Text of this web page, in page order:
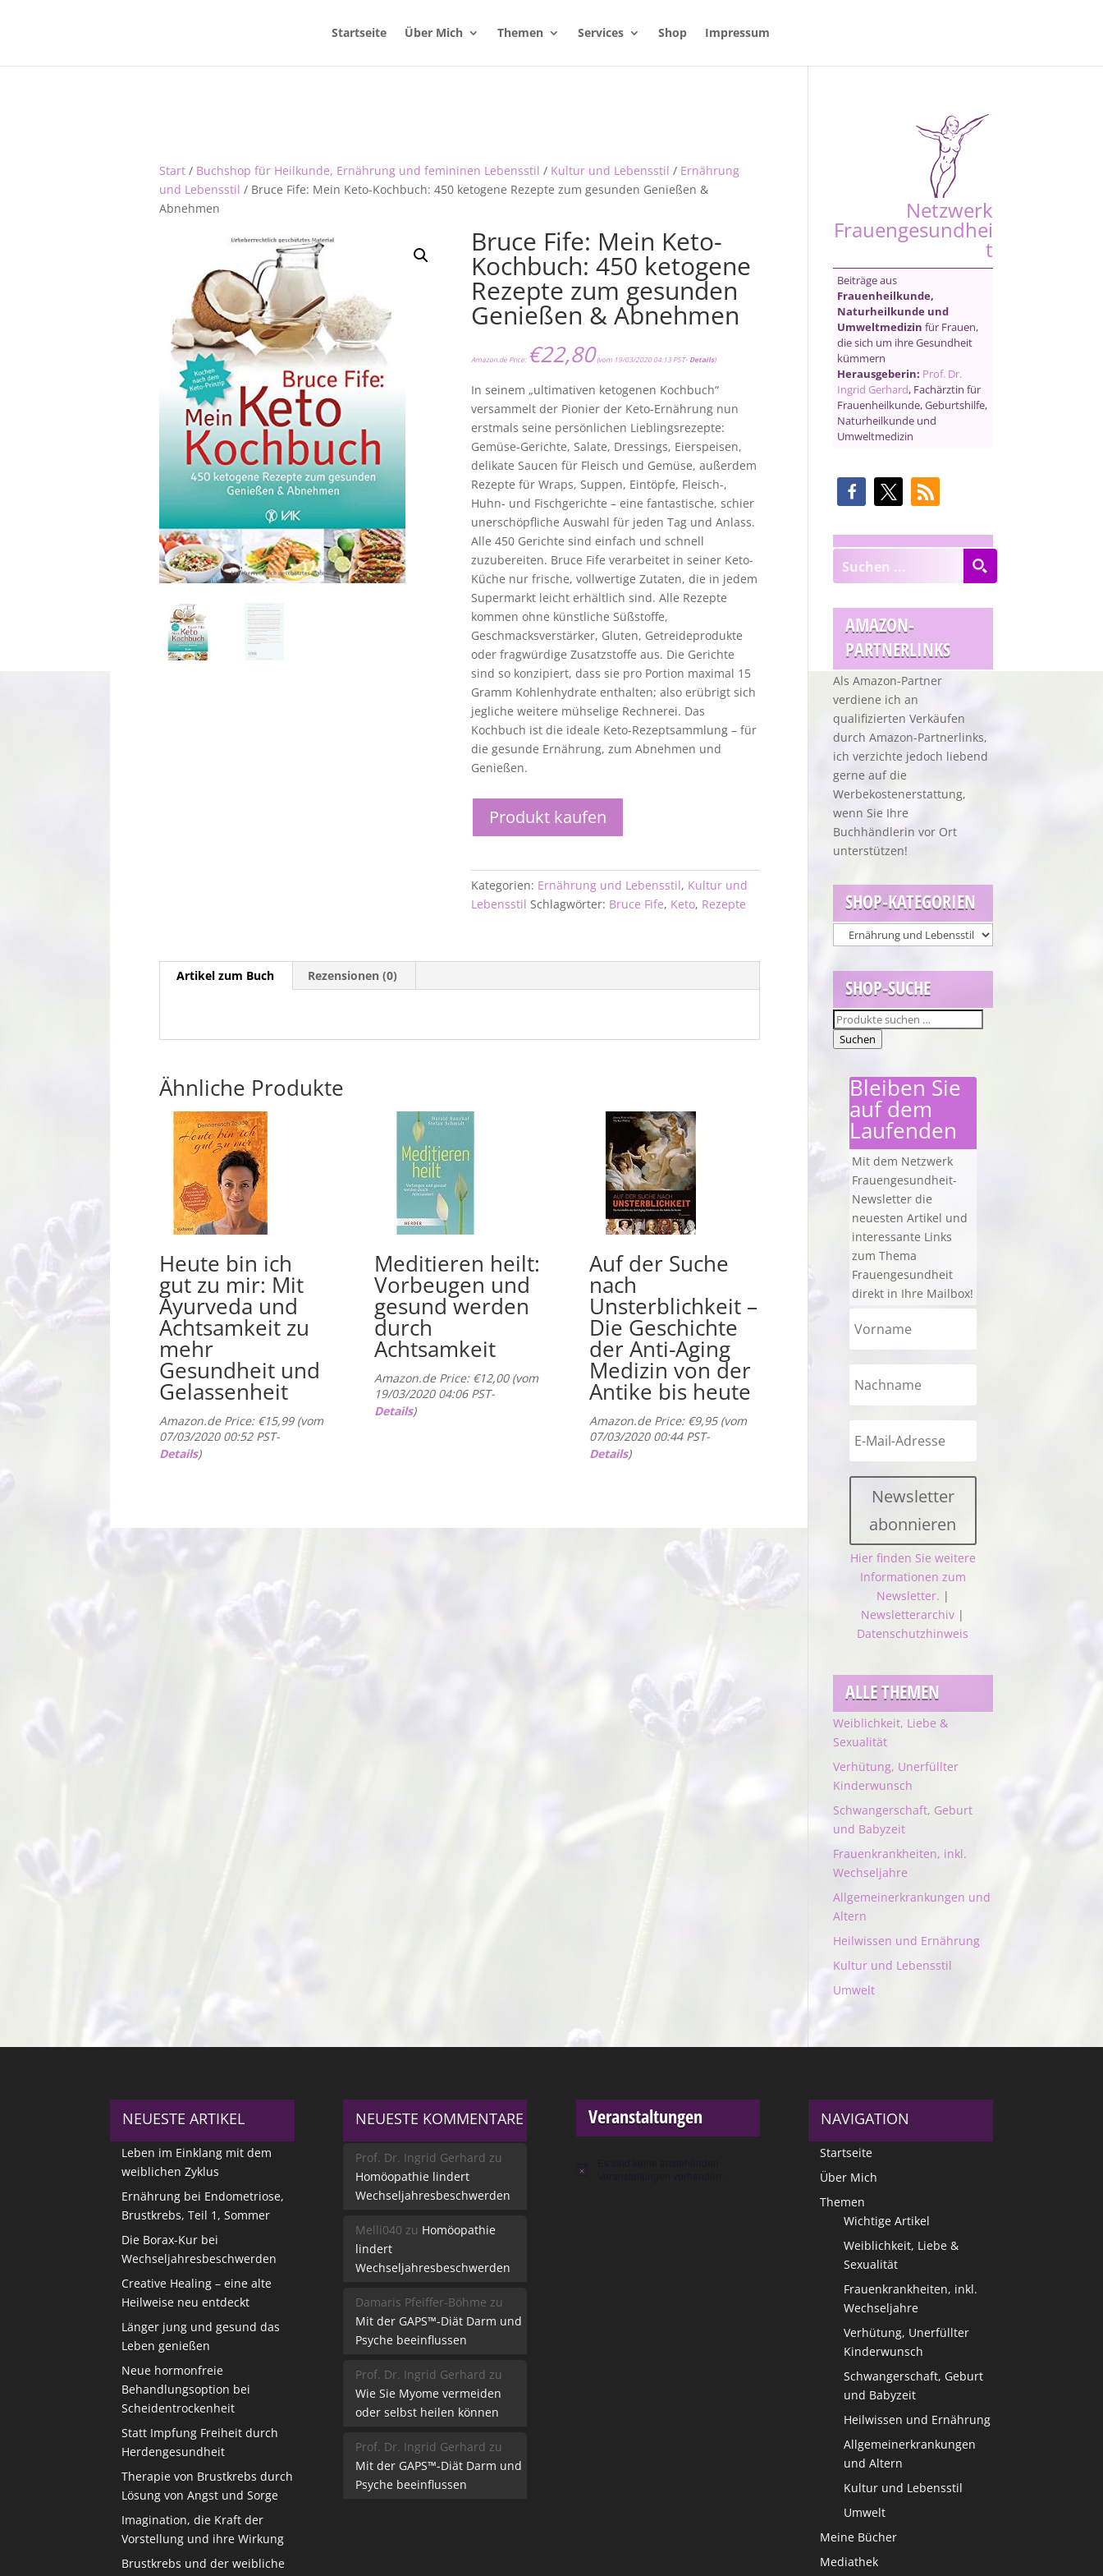
Startseite Über Mich Themen Services Shop Impressum
Start/ Buchshop für Heilkunde, Ernährung und femininen Lebensstil / Kultur und Lebensstil / Ernährung
und Lebensstil / Bruce Fife: Mein Keto-Kochbuch: 450 ketogene Rezepte zum gesunden Genießen &
Abnehmen
Bruce Fife: Mein Keto-
Kochbuch: 450 ketogene
Rezepte zum gesunden
Genießen & Abnehmen
Amazon.de Price: €22,80(vom 19/03/2020 04:13 PST- Details)
In seinem „ultimativen ketogenen Kochbuch“
versammelt der Pionier der Keto-Ernährung nun
erstmals seine persönlichen Lieblingsrezepte:
Gemüse-Gerichte, Salate, Dressings, Eierspeisen,
delikate Saucen für Fleisch und Gemüse, außerdem
Rezepte für Wraps, Suppen, Eintöpfe, Fleisch-,
Huhn- und Fischgerichte – eine fantastische, schier
unerschöpfliche Auswahl für jeden Tag und Anlass.
Alle 450 Gerichte sind einfach und schnell
zuzubereiten. Bruce Fife verarbeitet in seiner Keto-
Küche nur frische, vollwertige Zutaten, die in jedem
Supermarkt leicht erhältlich sind. Alle Rezepte
kommen ohne künstliche Süßstoffe,
Geschmacksverstärker, Gluten, Getreideprodukte
oder fragwürdige Zusatzstoffe aus. Die Gerichte
sind so konzipiert, dass sie pro Portion maximal 15
Gramm Kohlenhydrate enthalten; also erübrigt sich
jegliche weitere mühselige Rechnerei. Das
Kochbuch ist die ideale Keto-Rezeptsammlung – für
die gesunde Ernährung, zum Abnehmen und
Genießen.
Produkt kaufen
Kategorien: Ernährung und Lebensstil, Kultur und
Lebensstil Schlagwörter: Bruce Fife, Keto, Rezepte
Artikel zum Buch Rezensionen (0)
Ähnliche Produkte
Heute bin ich
gut zu mir: Mit
Ayurveda und
Achtsamkeit zu
mehr
Gesundheit und
Gelassenheit
Amazon.de Price: €15,99(vom
07/03/2020 00:52 PST-
Details)
Meditieren heilt:
Vorbeugen und
gesund werden
durch
Achtsamkeit
Amazon.de Price: €12,00(vom
19/03/2020 04:06 PST-
Details)
Auf der Suche
nach
Unsterblichkeit –
Die Geschichte
der Anti-Aging
Medizin von der
Antike bis heute
Amazon.de Price: €9,95(vom
07/03/2020 00:44 PST-
Details)
Netzwerk
Frauengesundhei
t
Beiträge aus
Frauenheilkunde,
Naturheilkunde und
Umweltmedizin für Frauen,
die sich um ihre Gesundheit
kümmern
Herausgeberin: Prof. Dr.
Ingrid Gerhard, Fachärztin für
Frauenheilkunde, Geburtshilfe,
Naturheilkunde und
Umweltmedizin
AMAZON-
PARTNERLINKS
Als Amazon-Partner
verdiene ich an
qualifizierten Verkäufen
durch Amazon-Partnerlinks,
ich verzichte jedoch liebend
gerne auf die
Werbekostenerstattung,
wenn Sie Ihre
Buchhändlerin vor Ort
unterstützen!
SHOP-KATEGORIEN
SHOP-SUCHE
Suchen
nach:
Suchen
Bleiben Sie
auf dem
Laufenden
Mit dem Netzwerk
Frauengesundheit-
Newsletter die
neuesten Artikel und
interessante Links
zum Thema
Frauengesundheit
direkt in Ihre Mailbox!
Newsletter
abonnieren
Hier finden Sie weitere
Informationen zum
Newsletter. |
Newsletterarchiv |
Datenschutzhinweis
ALLE THEMEN
Weiblichkeit, Liebe &
Sexualität
Verhütung, Unerfüllter
Kinderwunsch
Schwangerschaft, Geburt
und Babyzeit
Frauenkrankheiten, inkl.
Wechseljahre
Allgemeinerkrankungen und
Altern
Heilwissen und Ernährung
Kultur und Lebensstil
Umwelt
NEUESTE ARTIKEL
Leben im Einklang mit dem
weiblichen Zyklus
Ernährung bei Endometriose,
Brustkrebs, Teil 1, Sommer
Die Borax-Kur bei
Wechseljahresbeschwerden
Creative Healing – eine alte
Heilweise neu entdeckt
Länger jung und gesund das
Leben genießen
Neue hormonfreie
Behandlungsoption bei
Scheidentrockenheit
Statt Impfung Freiheit durch
Herdengesundheit
Therapie von Brustkrebs durch
Lösung von Angst und Sorge
Imagination, die Kraft der
Vorstellung und ihre Wirkung
Brustkrebs und der weibliche
NEUESTE KOMMENTARE
Prof. Dr. Ingrid Gerhard zu
Homöopathie lindert
Wechseljahresbeschwerden
Melli040 zu Homöopathie
lindert
Wechseljahresbeschwerden
Damaris Pfeiffer-Böhme zu
Mit der GAPS™-Diät Darm und
Psyche beeinflussen
Prof. Dr. Ingrid Gerhard zu
Wie Sie Myome vermeiden
oder selbst heilen können
Prof. Dr. Ingrid Gerhard zu
Mit der GAPS™-Diät Darm und
Psyche beeinflussen
Veranstaltungen
Hinweis
NAVIGATION
Startseite
Über Mich
Themen
Wichtige Artikel
Weiblichkeit, Liebe &
Sexualität
Frauenkrankheiten, inkl.
Wechseljahre
Verhütung, Unerfüllter
Kinderwunsch
Schwangerschaft, Geburt
und Babyzeit
Heilwissen und Ernährung
Allgemeinerkrankungen
und Altern
Kultur und Lebensstil
Umwelt
Meine Bücher
Mediathek